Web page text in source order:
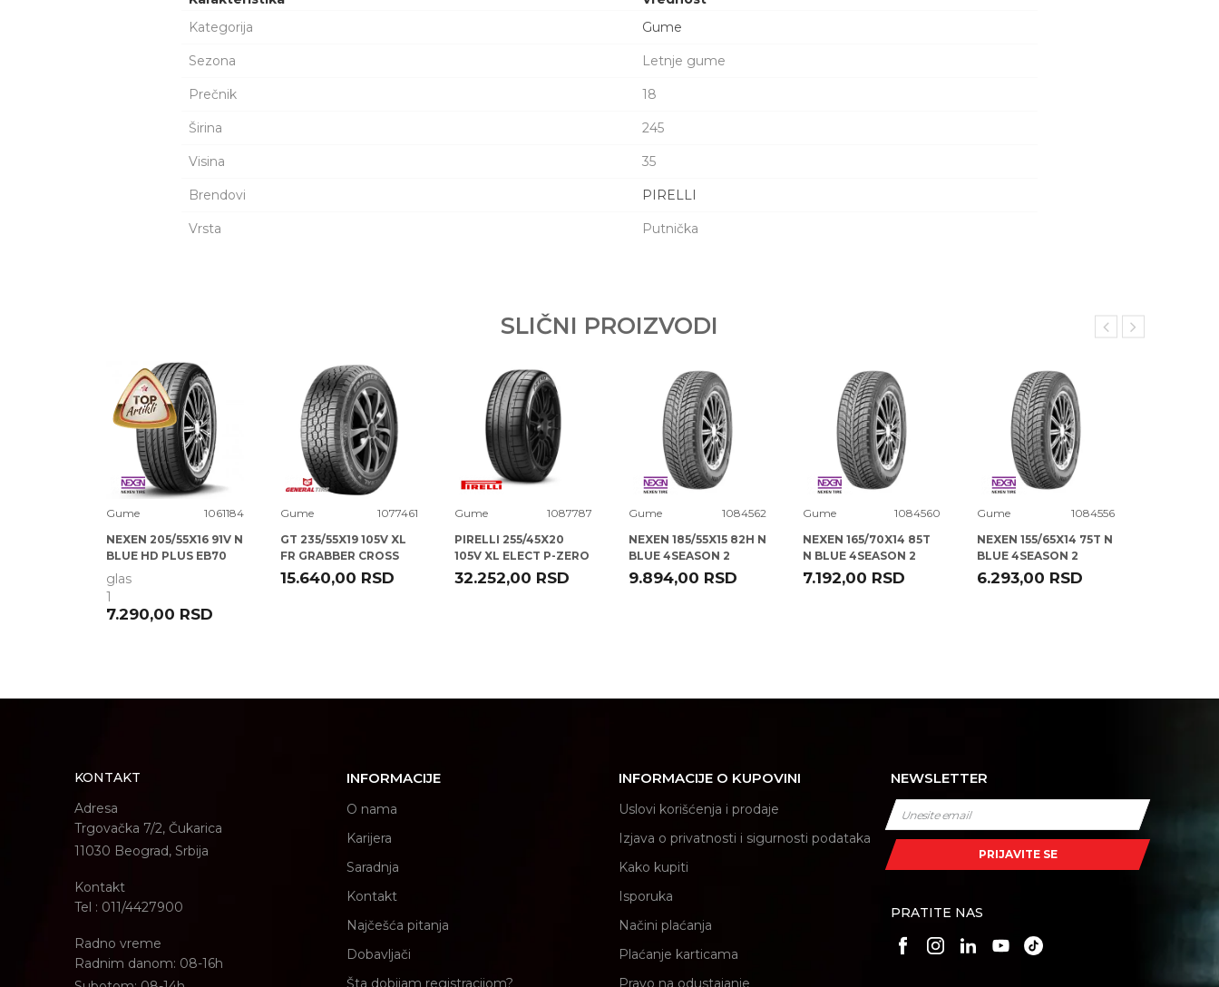
Kategorija
Gume
Sezona Letnje gume
Prečnik 18
Širina 245
Visina 35
Brendovi PIRELLI
Vrsta Putnička
SLIČNI PROIZVODI
Gume
1061184
NEXEN 205/55X16 91V N
BLUE HD PLUS EB70
glas
1
7.290,00 RSD
Gume
1077461
GT 235/55X19 105V XL
FR GRABBER CROSS
A/S
15.640,00 RSD
Gume
1087787
PIRELLI 255/45X20
105V XL ELECT P-ZERO
(PZ4) (KS)
32.252,00 RSD
Gume
1084562
NEXEN 185/55X15 82H N
BLUE 4SEASON 2
9.894,00 RSD
Gume
1084560
NEXEN 165/70X14 85T
N BLUE 4SEASON 2
7.192,00 RSD
Gume
1084556
NEXEN 155/65X14 75T N
BLUE 4SEASON 2
6.293,00 RSD
KONTAKT
Adresa
Trgovačka 7/2, Čukarica
11030 Beograd, Srbija
Kontakt
Tel : 011/4427900
Radno vreme
Radnim danom: 08-16h
INFORMACIJE
O nama
Karijera
Saradnja
Kontakt
Najčešća pitanja
Dobavljači
Šta dobijam registracijom?
INFORMACIJE O KUPOVINI
Uslovi korišćenja i prodaje
Izjava o privatnosti i sigurnosti podataka
Kako kupiti
Isporuka
Načini plaćanja
Plaćanje karticama
Pravo na odustajanje
NEWSLETTER
PRIJAVITE SE
PRATITE NAS